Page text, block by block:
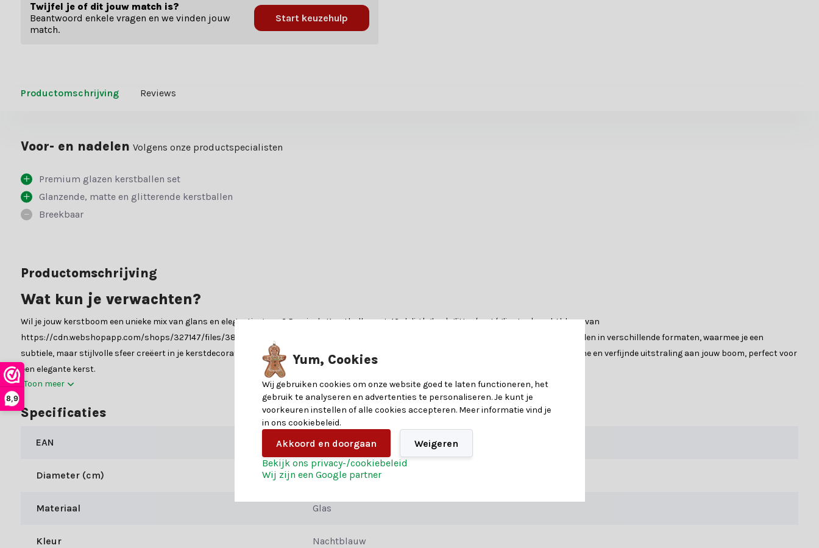
8,9
Twijfel je of dit jouw match is?
Beantwoord enkele vragen en we vinden jouw
match.
Start keuzehulp
Productomschrijving Reviews
Voor- en nadelen Volgens onze productspecialisten
Premium glazen kerstballen set
Glanzende, matte en glitterende kerstballen
Breekbaar
Productomschrijving
Wat kun je verwachten?
Wil je jouw kerstboom een unieke mix van glans en elegantie geven? Dan is de Kerstballen set 42-delig | glas | glitter/mat/glinster | nachtblauw van
https://cdn.webshopapp.com/shops/327147/files/383056242/file.jpg precies wat je zoekt! Deze set biedt een prachtige collectie van kerstballen in verschillende formaten, waarmee je een
subtiele, maar stijlvolle sfeer creëert in je kerstdecoratie. De Kerstballen set 42-delig | glas | glitter/mat/glinster | nachtblauw geeft een moderne en verfijnde uitstraling aan jouw boom, perfect voor
een elegante kerst.
Materialen
De kerstballen van Kerstland.nl zijn gemaakt van hoogwaardig glas, wat zorgt voor een luxe uitstraling en een langdurige kwaliteit. Deze set bevat:
12x kerstbal - 50mm
10x kerstbal - 70mm
specificatietabel.
Twijfel je nog?
Toon meer
Specificaties
EAN 8720194527320
Diameter (cm) Diverse maten
Materiaal Glas
Kleur Nachtblauw
Yum, Cookies
Wij gebruiken cookies om onze website goed te laten functioneren, het
gebruik te analyseren en advertenties te personaliseren. Je kunt je
voorkeuren instellen of alle cookies accepteren. Meer informatie vind je
in ons cookiebeleid.
Akkoord en doorgaan
Weigeren
Bekijk ons privacy-/cookiebeleid
Wij zijn een Google partner